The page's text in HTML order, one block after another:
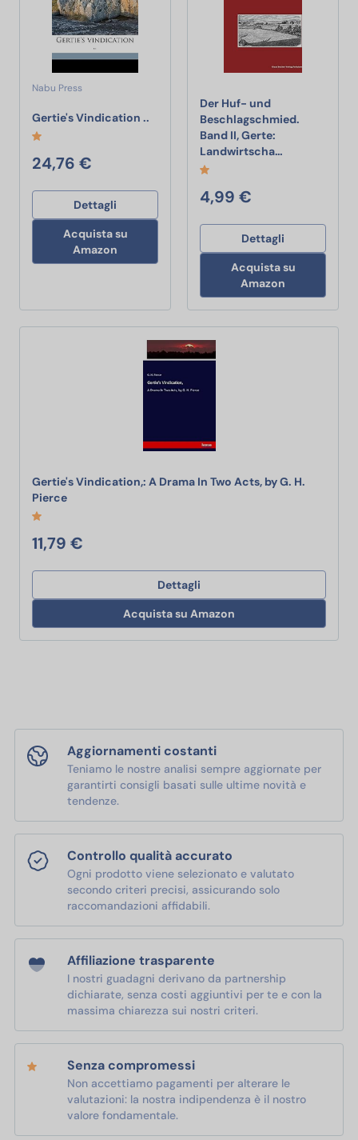
Nabu Press
Gertie's Vindication .. Gertie's Vindication ..
24,76 €
Dettagli
Acquista su
Amazon
Der Huf- und
Beschlagschmied.
Band II, Gerte:
Landwirtscha…
4,99 €
Dettagli
Acquista su
Amazon
Gertie's Vindication,: A Drama In Two Acts, by G. H.
PierceGertie's Vindication,: A Drama In Two Acts, by G. H.
11,79 €
Dettagli
Acquista su Amazon
Aggiornamenti costanti
Teniamo le nostre analisi sempre aggiornate per
garantirti consigli basati sulle ultime novità e
tendenze.
Controllo qualità accurato
Ogni prodotto viene selezionato e valutato
secondo criteri precisi, assicurando solo
raccomandazioni affidabili.
Affiliazione trasparente
I nostri guadagni derivano da partnership
dichiarate, senza costi aggiuntivi per te e con la
massima chiarezza sui nostri criteri.
Senza compromessi
Non accettiamo pagamenti per alterare le
valutazioni: la nostra indipendenza è il nostro
valore fondamentale.